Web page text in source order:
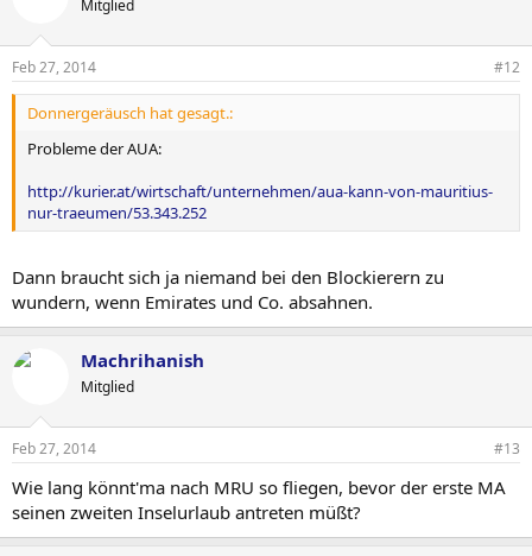
Mitglied
Feb 27, 2014 #12
Donnergeräusch hat gesagt.:
Probleme der AUA:
http://kurier.at/wirtschaft/unternehmen/aua-kann-von-mauritius-
nur-traeumen/53.343.252
Dann braucht sich ja niemand bei den Blockierern zu
wundern, wenn Emirates und Co. absahnen.
Machrihanish
Mitglied
Feb 27, 2014 #13
Wie lang könnt'ma nach MRU so fliegen, bevor der erste MA
seinen zweiten Inselurlaub antreten müßt?